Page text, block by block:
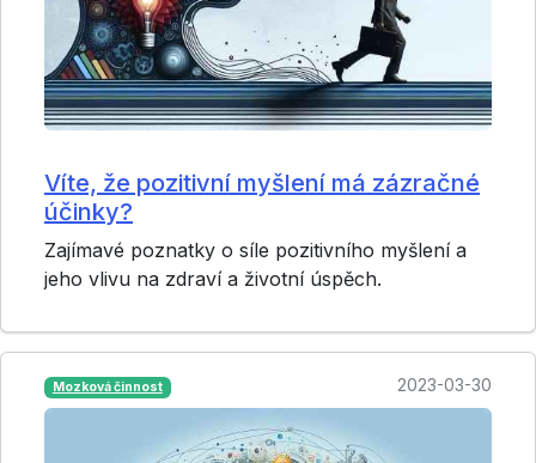
Víte, že pozitivní myšlení má zázračné
účinky?
Zajímavé poznatky o síle pozitivního myšlení a
jeho vlivu na zdraví a životní úspěch.
Mozková činnost 2023-03-30